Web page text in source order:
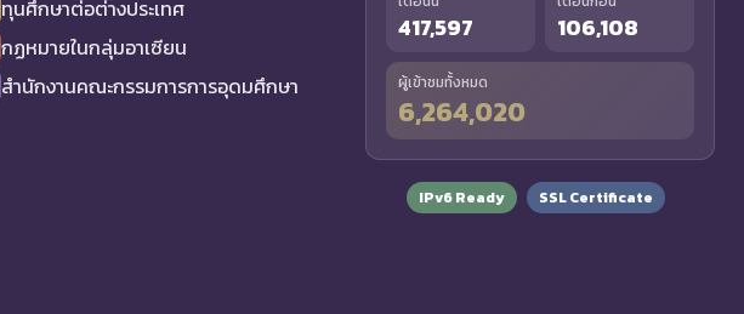
ทุนศึกษาต่อต่างประเทศ
กฏหมายในกลุ่มอาเซียน
สำนักงานคณะกรรมการการอุดมศึกษา
417,597 106,108
ผู้เข้าชมทั้งหมด
6,264,020
IPv6 Ready SSL Certificate